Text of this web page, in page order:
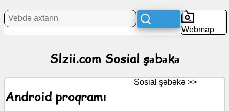
Xəbərlər
Webmap
Slzii.com Sosial şəbəkə
Android proqramı
Sosial şəbəkə >>